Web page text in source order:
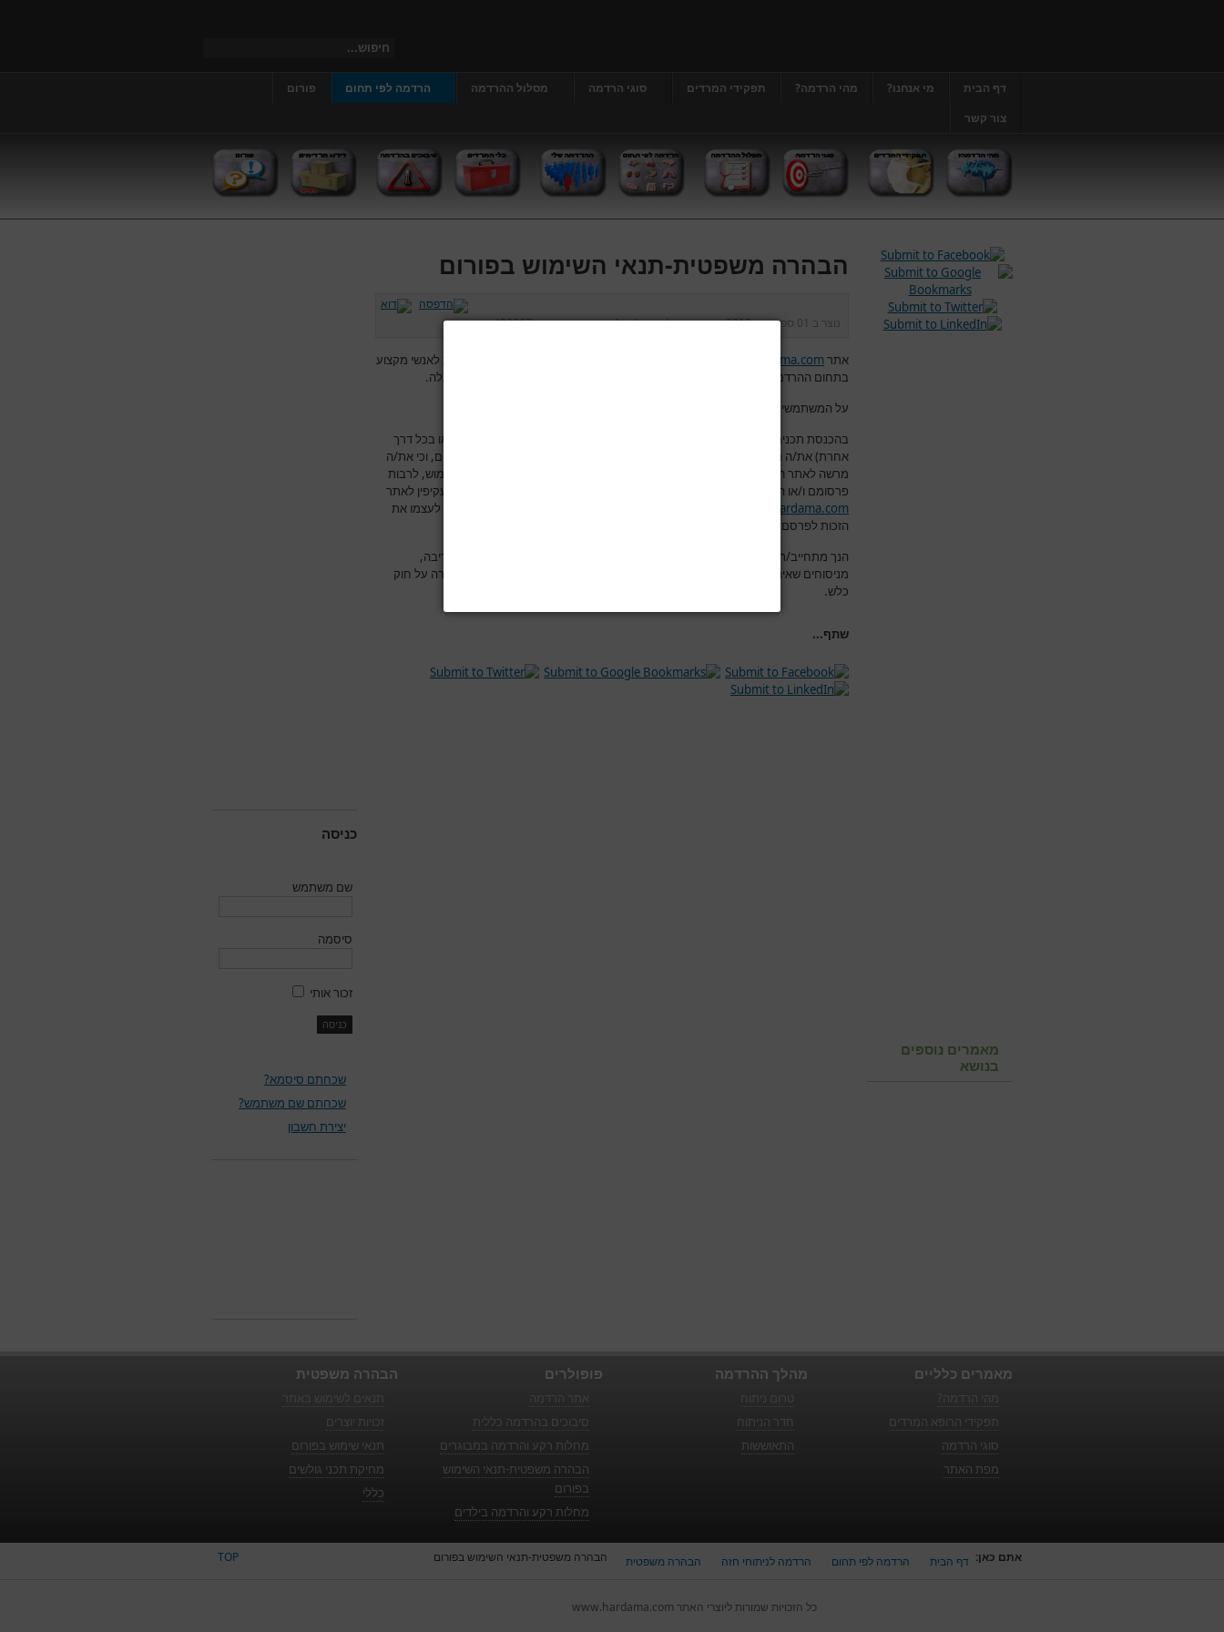
דף הבית מי אנחנו? מהי הרדמה? תפקידי המרדים סוגי הרדמה מסלול ההרדמה הרדמה לפי תחום
פורום
צור קשר
הבהרה משפטית-תנאי השימוש בפורום
נוצר ב 01 ספטמבר 2013 נכתב על ידידר' גרג'י יונתן כניסות:403967
אתר www.hardama.com
מאפשר לגולשים להשתמש בפורום לצורך העלאת שאלות לאנשי מקצוע
בתחום ההרדמה והמהלך סביב הניתוח ולפתח דיון בין הגולשים לבין עצמם בנושאים אלה.
על המשתמשים בפורום למסור מידע שהוא למיטב ידיעתם אמיתי, נכון ומדויק.
בהכנסת תכנים לאתר
(בפורום, תגובות מאמרים, יצירת קשר או בכל דרך
אחרת) את/ה מצהיר/ה בזאת במפורש כי הינך בעל/ת מלוא זכויות הקניין הרוחני בתכנים, וכי את/ה
מרשה לאתר www.hardama.com
בעצם הכנסת התכנים לאתר, לעשות בהם כל שימוש, לרבות
פרסומם ו/או הסרתם מהאתר ו/או פרסומם בכל מדיה אחרת הקשורה במישרין ו/או בעקיפין לאתר
www.hardama.com
שומר לעצמו את
הזכות לפרסם מידע זה, באופן מלא, באופן חלקי או לא לפרסמו כלל
הנך מתחייב/ת שבהוספת הודעה לפורום, תוכן ההודעה יהיה נקי מהשמצות, מהוצאת דיבה,
מניסוחים שאינם ראויים, מפרסומות ומהתקפות אישיות. ושלא יהיה בהודעה משום עבירה על חוק
כלש.
שתף...
כניסה
שם משתמש
סיסמה
זכור אותי
שכחתם סיסמא?
שכחתם שם משתמש?
יצירת חשבון
מאמרים נוספים
בנושא
הבהרה משפטית
זכויות יוצרים
תנאי שימוש בפורום
מחיקת תכני גולשים
כללי
פופולרים
סיבוכים בהרדמה כללית
מחלות רקע והרדמה במבוגרים
הבהרה משפטית-תנאי השימוש
בפורום
מחלות רקע והרדמה בילדים
מהלך ההרדמה
חדר הניתוח
התאוששות
מאמרים כלליים
תפקידי הרופא המרדים
סוגי הרדמה
מפת האתר
אתם כאן: דף הבית הרדמה לפי תחום הרדמה לניתוחי חזה הבהרה משפטית הבהרה משפטית-תנאי השימוש בפורום TOP
כל הזכויות שמורות ליוצרי האתר www.hardama.com